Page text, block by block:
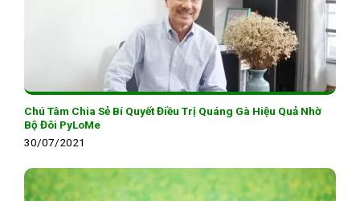
Chú Tâm Chia Sẻ Bí Quyết Điều Trị Quáng Gà Hiệu Quả Nhờ
Bộ Đôi PyLoMe
30/07/2021